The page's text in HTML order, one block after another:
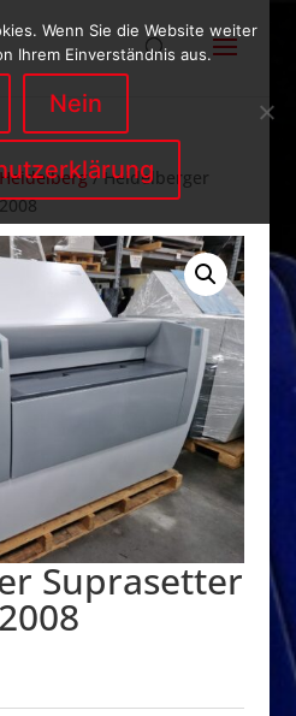
/ Heidelberger
Suprasetter
Wenn Sie die Website weiter
Ihrem Einverständnis aus.
Nein